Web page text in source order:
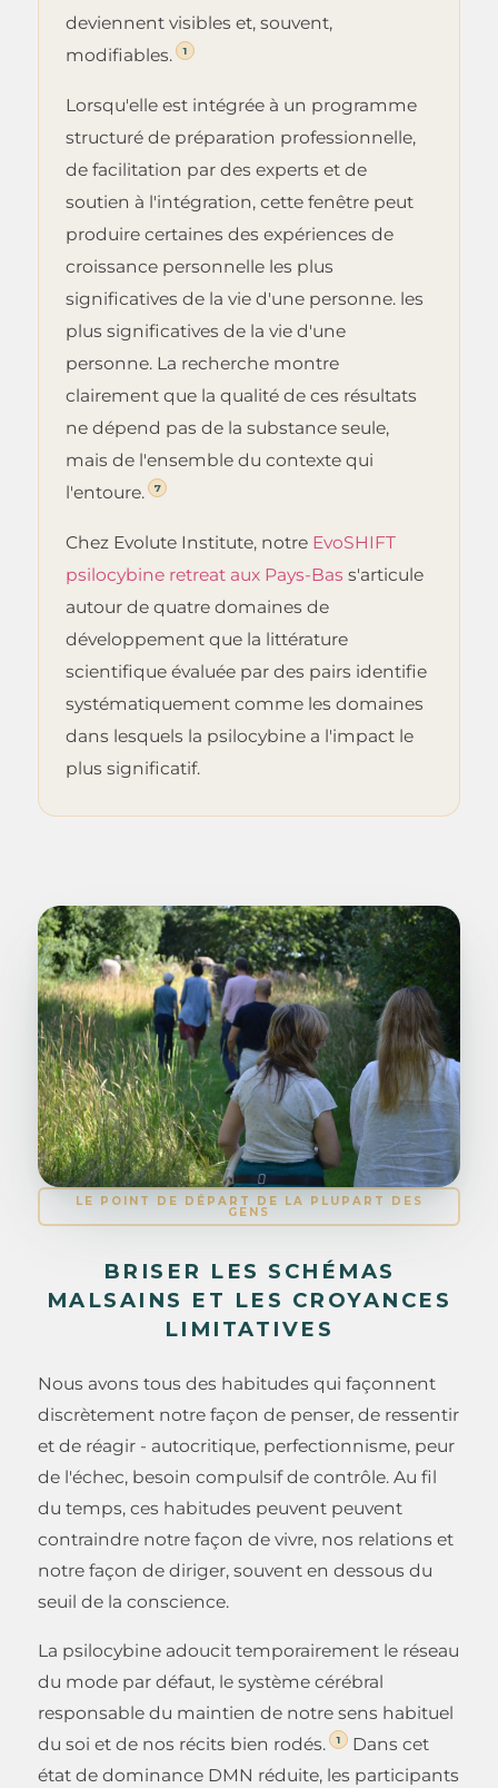
deviennent visibles et, souvent,
modifiables.
1
Lorsqu'elle est intégrée à un programme
structuré de préparation professionnelle,
de facilitation par des experts et de
soutien à l'intégration, cette fenêtre peut
produire certaines des expériences de
croissance personnelle les plus
significatives de la vie d'une personne. les
plus significatives de la vie d'une
personne. La recherche montre
clairement que la qualité de ces résultats
ne dépend pas de la substance seule,
mais de l'ensemble du contexte qui
l'entoure.
7
Chez Evolute Institute, notre EvoSHIFT
psilocybine retreat aux Pays-Bas s'articule
autour de quatre domaines de
développement que la littérature
scientifique évaluée par des pairs identifie
systématiquement comme les domaines
dans lesquels la psilocybine a l'impact le
plus significatif.
LE POINT DE DÉPART DE LA PLUPART DES
GENS
BRISER LES SCHÉMAS
MALSAINS ET LES CROYANCES
LIMITATIVES
Nous avons tous des habitudes qui façonnent
discrètement notre façon de penser, de ressentir
et de réagir - autocritique, perfectionnisme, peur
de l'échec, besoin compulsif de contrôle. Au fil
du temps, ces habitudes peuvent peuvent
contraindre notre façon de vivre, nos relations et
notre façon de diriger, souvent en dessous du
seuil de la conscience.
La psilocybine adoucit temporairement le réseau
du mode par défaut, le système cérébral
responsable du maintien de notre sens habituel
du soi et de nos récits bien rodés.
1
Dans cet
état de dominance DMN réduite, les participants